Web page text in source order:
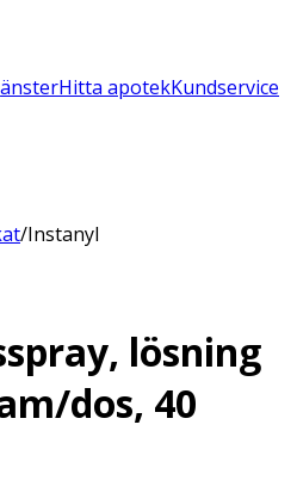
Hitta apotekKundservice
/Instanyl
lösning
dos, 40